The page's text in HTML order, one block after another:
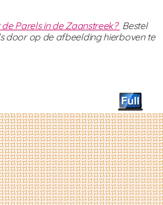
Parels in de Zaanstreek? Bestel
door op de afbeelding hierboven te